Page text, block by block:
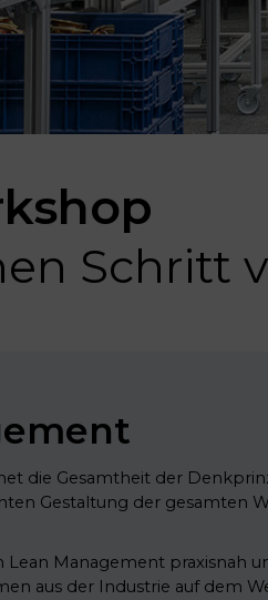
Schritt
die Gesamtheit der
Gestaltung der gesamten
Lean Management praxisnah
aus der Industrie auf dem